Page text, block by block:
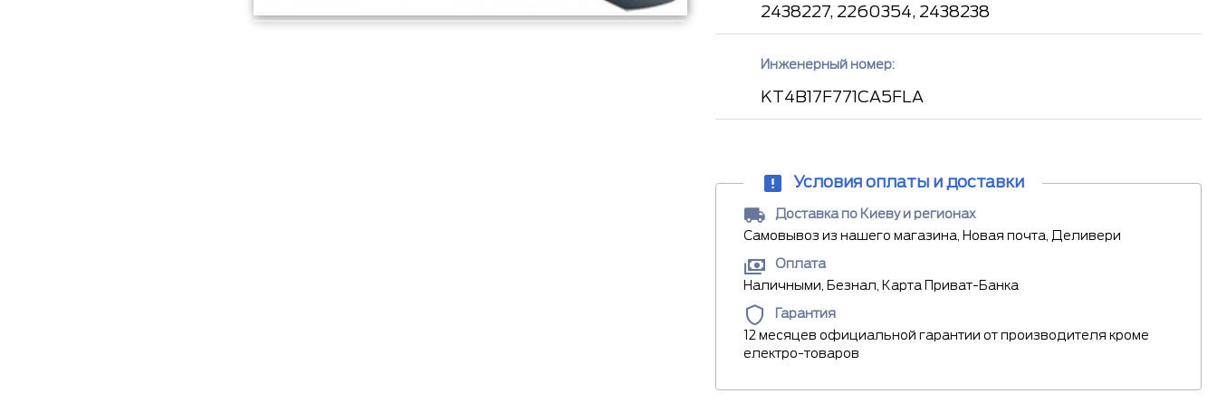
2438227, 2260354, 2438238
Инженерный номер:
KT4B17F771CA5FLA
Условия оплаты и доставки
Доставка по Киеву и регионах
Самовывоз из нашего магазина, Новая почта, Деливери
Оплата
Наличными, Безнал, Карта Приват-Банка
Гарантия
12 месяцев официальной гарантии от производителя кроме
електро-товаров